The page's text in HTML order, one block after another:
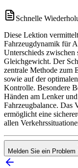
Schnelle
Diese Lektion
Fahrzeugdynamik für
Unterschieds zwischen
Gleichgewicht. Der
zentrale Methode zum
sowie auf der
Kontrolle. Besondere
Händen am Lenker
Fahrzeugbalance. Das
ermöglicht eine
allen
Melden Sie ein Problem